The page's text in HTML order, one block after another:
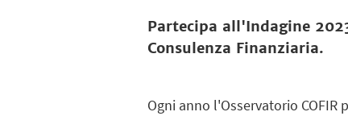
Partecipa all'Indagine
Consulenza Finanziaria.
Ogni anno l'Osservatorio